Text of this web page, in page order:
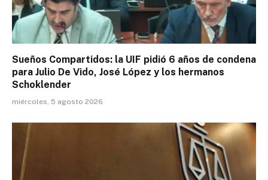
Sueños Compartidos: la UIF pidió 6 años de condena
para Julio De Vido, José López y los hermanos
Schoklender
miércoles, 5 agosto 2026